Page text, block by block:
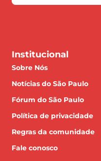
Institucional
Sobre Nós
Notícias do São Paulo
Fórum do São Paulo
Política de privacidade
Regras da comunidade
Fale conosco